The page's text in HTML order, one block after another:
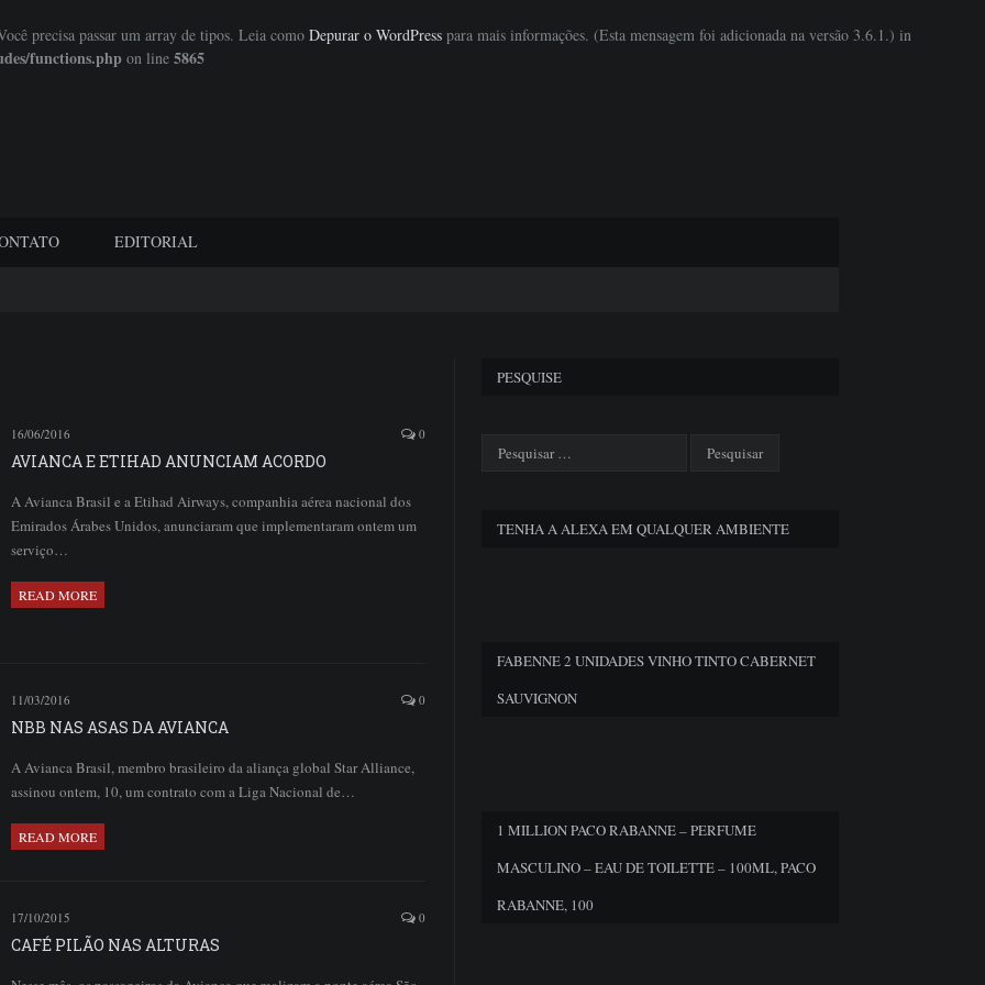
precisa passar um array de tipos. Leia como Depurar o WordPress para mais informações. (Esta mensagem foi adicionada na versão 3.6.1.) in
functions.php on line 5865
EDITORIAL
16/06/2016 0
AVIANCA E ETIHAD ANUNCIAM ACORDO
A Avianca Brasil e a Etihad Airways, companhia aérea nacional dos
Emirados Árabes Unidos, anunciaram que implementaram ontem um
serviço…
READ MORE
11/03/2016 0
NBB NAS ASAS DA AVIANCA
A Avianca Brasil, membro brasileiro da aliança global Star Alliance,
assinou ontem, 10, um contrato com a Liga Nacional de…
READ MORE
17/10/2015 0
CAFÉ PILÃO NAS ALTURAS
PESQUISE
TENHA A ALEXA EM QUALQUER AMBIENTE
FABENNE 2 UNIDADES VINHO TINTO CABERNET
SAUVIGNON
1 MILLION PACO RABANNE – PERFUME
MASCULINO – EAU DE TOILETTE – 100ML, PACO
RABANNE, 100